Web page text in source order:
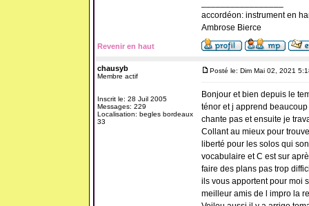
accordéon: instrument en
Ambrose Bierce
Revenir en haut
chausyb
Membre actif
Inscrit le: 28 Juil 2005
Messages: 229
Localisation: begles bordeaux
33
Posté le: Dim Mai 02, 2021
Bonjour et bien depuis le
ténor et j apprend
chante pas et ensuite je
Collant au mieux pour
liberté pour les solos qui
vocabulaire et C est sur
faire des plans pas trop
ils vous apportent pour moi
meilleur amis de l impro la